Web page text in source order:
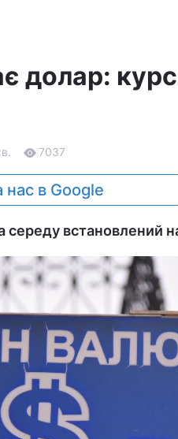
долар:
7037
нас в Google
середу встановлений